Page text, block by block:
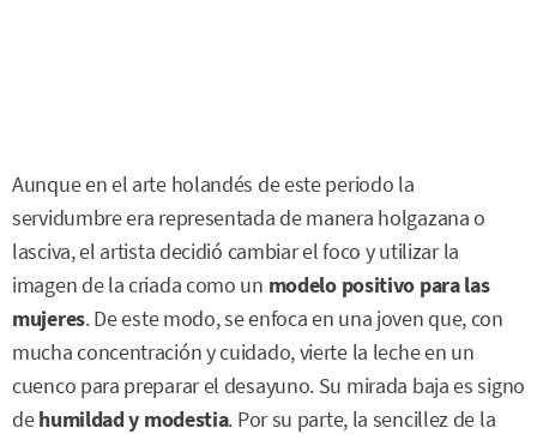
Aunque en el arte holandés de este periodo la
servidumbre era representada de manera holgazana o
lasciva, el artista decidió cambiar el foco y utilizar la
imagen de la criada como un modelo positivo para las
mujeres. De este modo, se enfoca en una joven que, con
mucha concentración y cuidado, vierte la leche en un
cuenco para preparar el desayuno. Su mirada baja es signo
dehumildad y modestia. Por su parte, la sencillez de la